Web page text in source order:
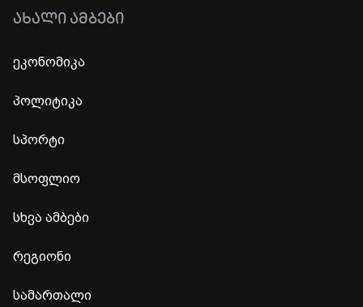
ᲐᲮᲐᲚᲘ ᲐᲛᲑᲔᲑᲘ
ეკონომიკა
პოლიტიკა
სპორტი
მსოფლიო
სხვა ამბები
რეგიონი
სამართალი